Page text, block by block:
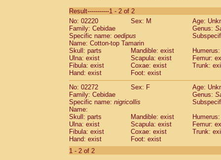
CebidaeSaguinus labiatus(0)
Cebidae Saguinus leucopus (0)
Cebidae
CebidaeSaguinus mystax
Cebidae Saguinus nigricollis (1)
Cebidae Saguinus oedipus
Cebidae Saguinus weddelli
Cebidae Saguinusspp.
Cebidae Aotus trivirgatus
Cebidae
CebidaeCebus apella
Cebidae
Cebidae Cebus nigrivittatus
Cebidae Cebusspp.(0)
Cebidae Saimiri boliviensis
CebidaeSaimiri sciureus(0)
AtelidaeAlouatta caraya(0)
Result-----------1 - 2 of 2
No: 02220
Sex: M
Age:
Family: Cebidae
Genus:
Specific name: oedipus
Name: Cotton-top Tamarin
Skull: parts
Mandible: exist
Ulna: exist
Scapula: exist
Femur:
Fibula: exist
Coxae: exist
Trunk:
Hand: exist
Foot: exist
No: 02272
Sex: F
Age:
Family: Cebidae
Genus:
Specific name: nigricollis
Name:
Skull: parts
Mandible: exist
Ulna: exist
Scapula: exist
Femur:
Fibula: exist
Coxae: exist
Trunk:
Hand: exist
Foot: exist
1 - 2 of 2